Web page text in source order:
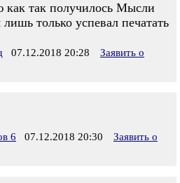
как так получилось Мысли
только успевал печатать
07.12.2018 20:28
Заявить о
6 07.12.2018 20:30
Заявить о